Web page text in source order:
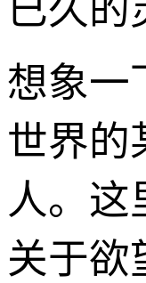
已久的
想象一
世界的
人。这
关于欲